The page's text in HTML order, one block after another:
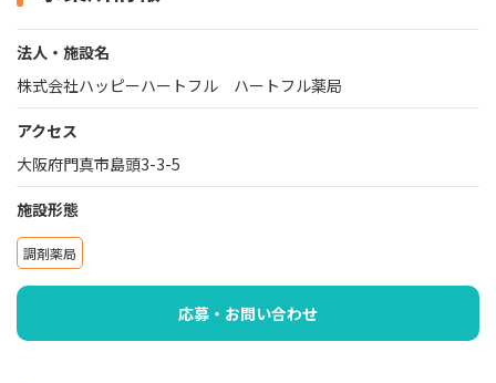
法人・施設名
株式会社ハッピーハートフル ハートフル薬局
アクセス
大阪府門真市島頭3-3-5
施設形態
調剤薬局
応募・お問い合わせ